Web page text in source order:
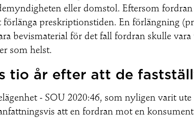
eller domstol. Eftersom
preskriptionstiden. En förlängning
bevismaterial för det fall fordran skulle
som helst.
tio år efter att de
- SOU 2020:46, som nyligen varit
att en fordran mot en